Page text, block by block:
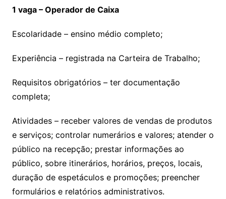
1 vaga – Operador de Caixa
Escolaridade – ensino médio completo;
Experiência – registrada na Carteira de Trabalho;
Requisitos obrigatórios – ter documentação
completa;
Atividades – receber valores de vendas de produtos
e serviços; controlar numerários e valores; atender o
público na recepção; prestar informações ao
público, sobre itinerários, horários, preços, locais,
duração de espetáculos e promoções; preencher
formulários e relatórios administrativos.